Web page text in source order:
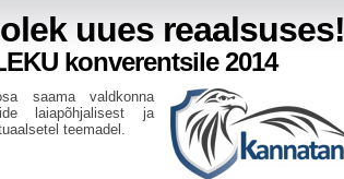
uues reaalsuses!
konverentsile 2014
saama valdkonna
laiapõhjalisest ja
teemadel.